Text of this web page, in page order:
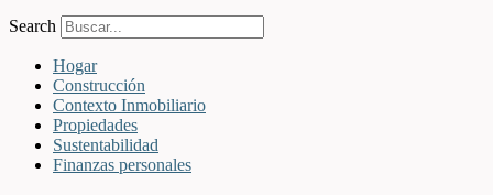
Search
Hogar
Construcción
Contexto Inmobiliario
Propiedades
Sustentabilidad
Finanzas personales